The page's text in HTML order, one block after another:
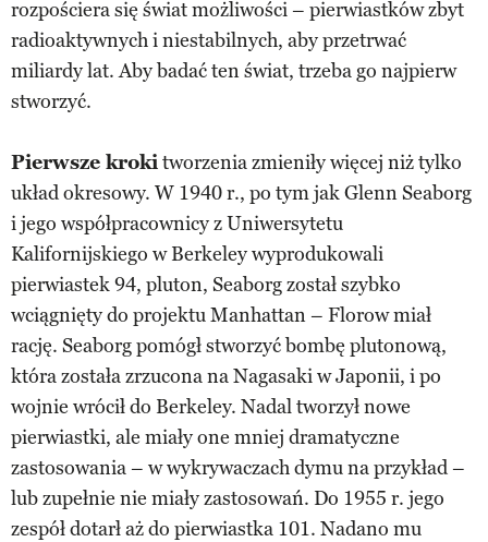
rozpościera się świat możliwości – pierwiastków zbyt
radioaktywnych i niestabilnych, aby przetrwać
miliardy lat. Aby badać ten świat, trzeba go najpierw
stworzyć.
Pierwsze krokitworzenia zmieniły więcej niż tylko
układ okresowy. W 1940 r., po tym jak Glenn Seaborg
i jego współpracownicy z Uniwersytetu
Kalifornijskiego w Berkeley wyprodukowali
pierwiastek 94, pluton, Seaborg został szybko
wciągnięty do projektu Manhattan – Florow miał
rację. Seaborg pomógł stworzyć bombę plutonową,
która została zrzucona na Nagasaki w Japonii, i po
wojnie wrócił do Berkeley. Nadal tworzył nowe
pierwiastki, ale miały one mniej dramatyczne
zastosowania – w wykrywaczach dymu na przykład –
lub zupełnie nie miały zastosowań. Do 1955 r. jego
zespół dotarł aż do pierwiastka 101. Nadano mu